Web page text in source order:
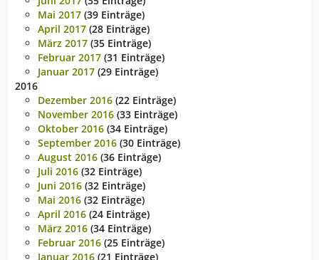
Mai 2017 (39 Einträge)
April 2017 (28 Einträge)
März 2017 (35 Einträge)
Februar 2017 (31 Einträge)
Januar 2017 (29 Einträge)
2016
Dezember 2016 (22 Einträge)
November 2016 (33 Einträge)
Oktober 2016 (34 Einträge)
September 2016 (30 Einträge)
August 2016 (36 Einträge)
Juli 2016 (32 Einträge)
Juni 2016 (32 Einträge)
Mai 2016 (32 Einträge)
April 2016 (24 Einträge)
März 2016 (34 Einträge)
Februar 2016 (25 Einträge)
Januar 2016 (21 Einträge)